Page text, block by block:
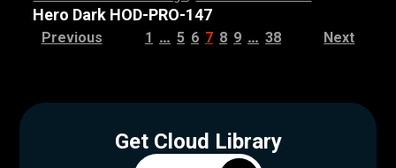
Hero Dark HOD-PRO-147
Previous 1 … 5 6 7 8 9 … 38 Next
Get Cloud Library